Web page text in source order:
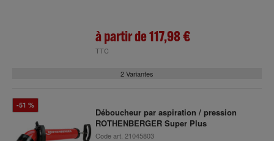
à partir de117,98 €
TTC
2 Variantes
-51 %
Déboucheur par aspiration / pression
ROTHENBERGER Super Plus
Code art. 21045803